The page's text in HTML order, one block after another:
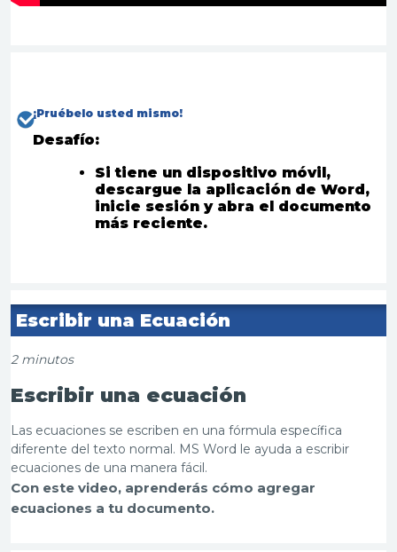
¡Pruébelo usted mismo!
Desafío:
Si tiene un dispositivo móvil,
descargue la aplicación de Word,
inicie sesión y abra el documento
más reciente.
Escribir una Ecuación
2 minutos
Escribir una ecuación
Las ecuaciones se escriben en una fórmula específica
diferente del texto normal. MS Word le ayuda a escribir
ecuaciones de una manera fácil.
Con este video, aprenderás cómo agregar
ecuaciones a tu documento.